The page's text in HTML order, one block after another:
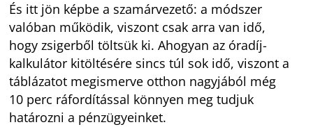
És itt jön képbe a szamárvezető: a módszer
valóban működik, viszont csak arra van idő,
hogy zsigerből töltsük ki. Ahogyan az óradíj-
kalkulátor kitöltésére sincs túl sok idő, viszont a
táblázatot megismerve otthon nagyjából még
10 perc ráfordítással könnyen meg tudjuk
határozni a pénzügyeinket.